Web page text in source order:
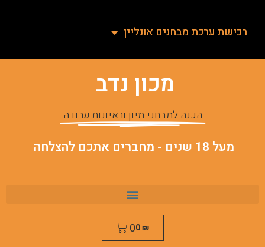
רכישת ערכת מבחנים אונליין
מכון נדב
הכנה למבחני מיון וראיונות עבודה
מעל 18 שנים - מחברים אתכם להצלחה
0₪
0